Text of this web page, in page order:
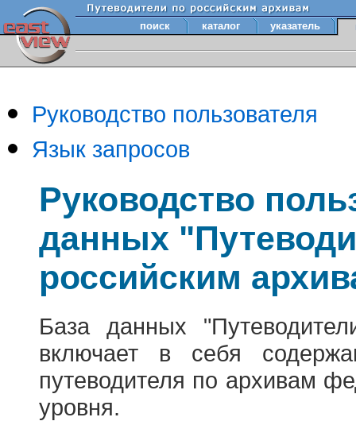
поиск каталог указатель
Руководство пользователя
Язык запросов
Руководство
данных
российским
База данных
включает в себя
путеводителя по архивам
уровня.